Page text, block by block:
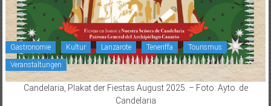
Gastronomie Kultur Lanzarote Teneriffa Tourismus
Veranstaltungen
Candelaria, Plakat der Fiestas August 2025. – Foto: Ayto. de
Candelaria